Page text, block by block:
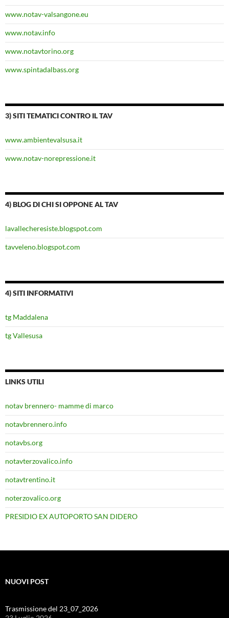
www.notav-valsangone.eu
www.notav.info
www.notavtorino.org
www.spintadalbass.org
3) SITI TEMATICI CONTRO IL TAV
www.ambientevalsusa.it
www.notav-norepressione.it
4) BLOG DI CHI SI OPPONE AL TAV
lavallecheresiste.blogspot.com
tavveleno.blogspot.com
4) SITI INFORMATIVI
tg Maddalena
tg Vallesusa
LINKS UTILI
notav brennero- mamme di marco
notavbrennero.info
notavbs.org
notavterzovalico.info
notavtrentino.it
noterzovalico.org
PRESIDIO EX AUTOPORTO SAN DIDERO
NUOVI POST
Trasmissione del 23_07_2026